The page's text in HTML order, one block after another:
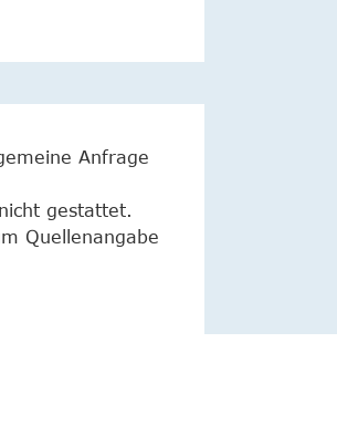
Anfrage
gestattet.
Quellenangabe